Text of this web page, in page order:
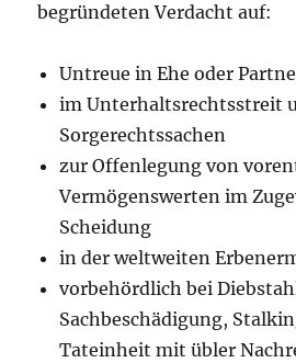
begründeten Verdacht auf:
Untreue in Ehe oder
im Unterhaltsrechtsstreit
Sorgerechtssachen
zur Offenlegung von
Vermögenswerten im
Scheidung
in der weltweiten
vorbehördlich bei
Sachbeschädigung,
Tateinheit mit übler